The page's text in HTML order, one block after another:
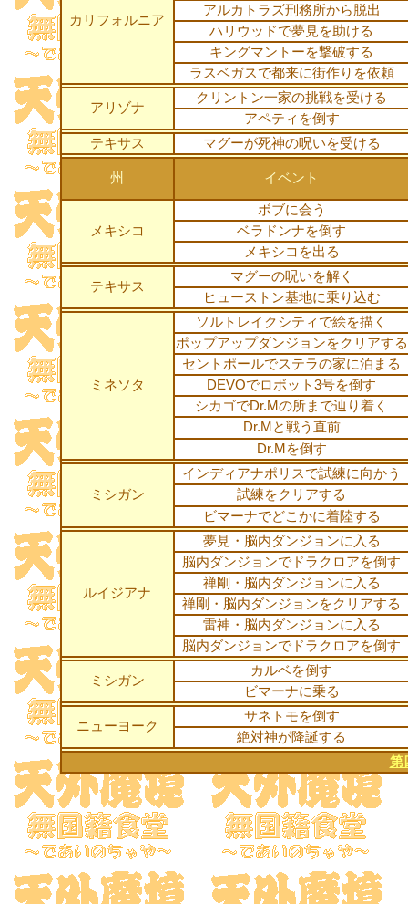
カリフォルニア
アルカトラズ刑務所から脱出
ハリウッドで夢見を助ける
キングマントーを撃破する
ラスベガスで都来に街作りを依頼
アリゾナ
クリントン一家の挑戦を受ける
アペティを倒す
テキサス
マグーが死神の呪いを受ける
州 イベント
メキシコ
ボブに会う
ベラドンナを倒す
メキシコを出る
テキサス
マグーの呪いを解く
ヒューストン基地に乗り込む
ミネソタ
ソルトレイクシティで絵を描く
ポップアップダンジョンをクリアする
セントポールでステラの家に泊まる
DEVOでロボット3号を倒す
シカゴでDr.Mの所まで辿り着く
Dr.Mと戦う直前
Dr.Mを倒す
ミシガン
インディアナポリスで試練に向かう
試練をクリアする
ビマーナでどこかに着陸する
ルイジアナ
夢見・脳内ダンジョンに入る
脳内ダンジョンでドラクロアを倒す
禅剛・脳内ダンジョンに入る
禅剛・脳内ダンジョンをクリアする
雷神・脳内ダンジョンに入る
脳内ダンジョンでドラクロアを倒す
ミシガン
カルベを倒す
ビマーナに乗る
ニューヨーク
サネトモを倒す
絶対神が降誕する
第